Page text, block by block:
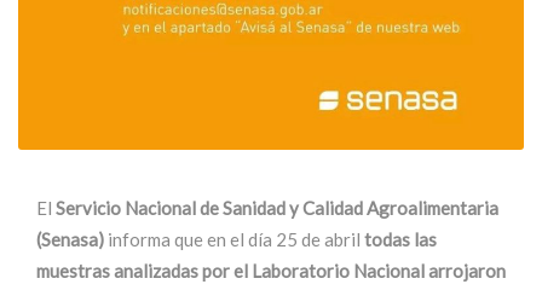
El Servicio Nacional de Sanidad y Calidad Agroalimentaria
(Senasa) informa que en el día 25 de abril todas las
muestras analizadas por el Laboratorio Nacional arrojaron